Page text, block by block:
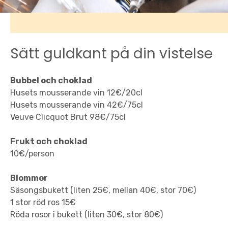
Sätt guldkant på din vistelse
Bubbel och choklad
Husets mousserande vin 12€/20cl
Husets mousserande vin 42€/75cl
Veuve Clicquot Brut 98€/75cl
Frukt och choklad
10€/person
Blommor
Säsongsbukett (liten 25€, mellan 40€, stor 70€)
1 stor röd ros 15€
Röda rosor i bukett (liten 30€, stor 80€)